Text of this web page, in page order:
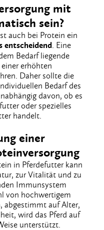
mit
sein?
auch bei Protein ein
entscheidend . Eine
Bedarf liegende
erhöhten
Daher sollte die
Bedarf des
davon, ob es
oder spezielles
handelt.
einer
in Pferdefutter kann
zur Vitalität und zu
Immunsystem
von hochwertigem
abgestimmt auf Alter,
wird das Pferd auf
unterstützt.